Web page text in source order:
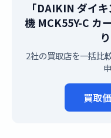
「DAIKIN ダイ
機 MCK55Y-C カ
2社の買取店を一括比
買取